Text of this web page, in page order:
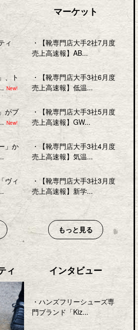
ィ
、ト
New!
がブ
New!
」か
ヴィ
マーケット
・
【靴専門店大手2社7月度
売上高速報】AB...
・
【靴専門店大手3社6月度
売上高速報】低温...
・
【靴専門店大手3社5月度
売上高速報】GW...
・ 【靴専門店大手3社4月度
売上高速報】気温...
・ 【靴専門店大手3社3月度
売上高速報】新学...
もっと見る
ィ インタビュー
・ ハンズフリーシューズ専
門ブランド「Kiz...